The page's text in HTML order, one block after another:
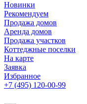
Новинки
Рекомендуем
Продажа домов
Аренда домов
Продажа участков
Коттеджные поселки
На карте
Заявка
Избранное
+7 (495) 120-00-99